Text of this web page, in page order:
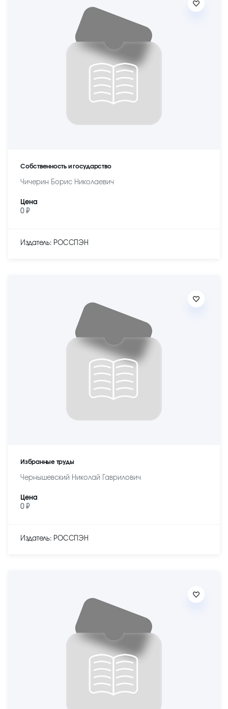
Собственность и государство
Чичерин Борис Николаевич
Цена
0 ₽
Издатель: РОССПЭН
Избранные труды
Чернышевский Николай Гаврилович
Цена
0 ₽
Издатель: РОССПЭН